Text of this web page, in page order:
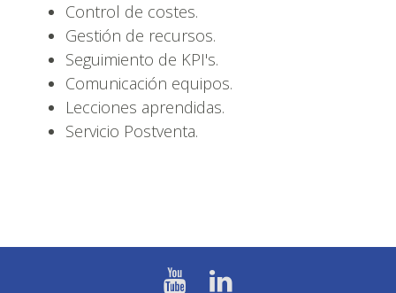
Control de costes.
Gestión de recursos.
Seguimiento de KPI's.
Comunicación equipos.
Lecciones aprendidas.
Servicio Postventa.